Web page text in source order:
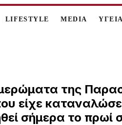
LIFESTYLE MEDIA ΥΓΕΙΑ
της
είχε
σήμερα το